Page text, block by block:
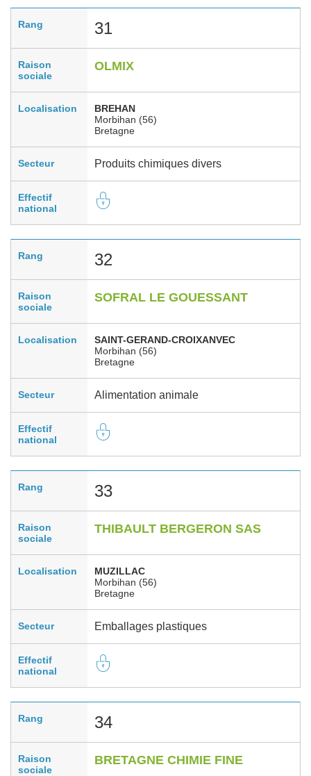
Rang 31
Raison
sociale
OLMIX
Localisation
BREHAN
Morbihan (56)
Bretagne
Secteur Produits chimiques divers
Effectif
national
Rang 32
Raison
sociale
SOFRAL LE GOUESSANT
Localisation
SAINT-GERAND-CROIXANVEC
Morbihan (56)
Bretagne
Secteur Alimentation animale
Effectif
national
Rang 33
Raison
sociale
THIBAULT BERGERON SAS
Localisation
MUZILLAC
Morbihan (56)
Bretagne
Secteur Emballages plastiques
Effectif
national
Rang 34
Raison
sociale
BRETAGNE CHIMIE FINE